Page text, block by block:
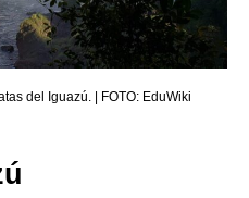
del Iguazú. | FOTO: EduWiki